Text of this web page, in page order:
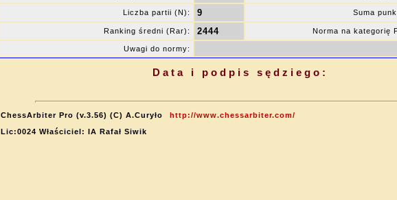
Liczba partii (N): 9 Suma
Ranking średni (Rar): 2444 Norma na kategorię
Uwagi do normy:
Data i podpis sędziego:
ChessArbiter Pro (v.3.56) (C) A.Curyło
http://www.chessarbiter.com/
Lic:0024 Właściciel: IA Rafał Siwik